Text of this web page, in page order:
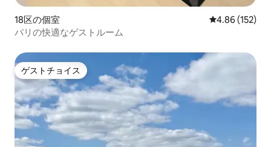
18区の個室 レビュー152
4.86 (152)
パリの快適なゲストルーム
ゲストチョイス
ゲストチョイス